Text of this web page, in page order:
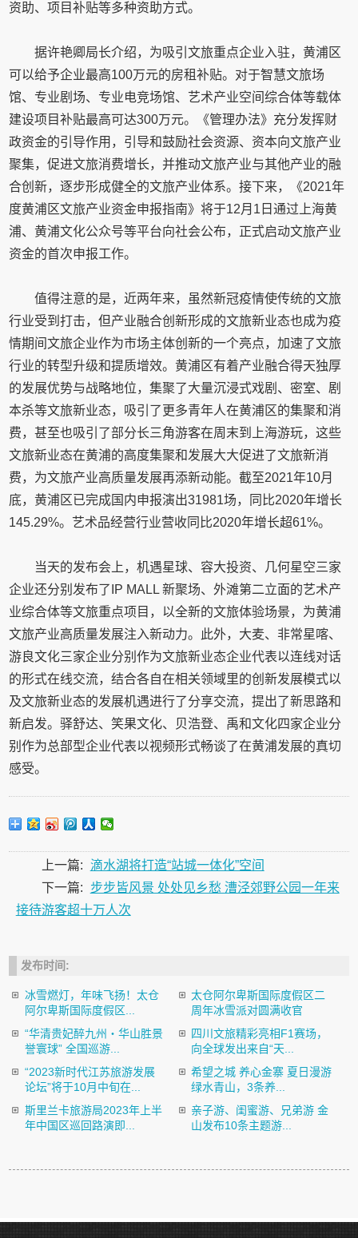
资助、项目补贴等多种资助方式。
据许艳卿局长介绍，为吸引文旅重点企业入驻，黄浦区
可以给予企业最高100万元的房租补贴。对于智慧文旅场
馆、专业剧场、专业电竞场馆、艺术产业空间综合体等载体
建设项目补贴最高可达300万元。《管理办法》充分发挥财
政资金的引导作用，引导和鼓励社会资源、资本向文旅产业
聚集，促进文旅消费增长，并推动文旅产业与其他产业的融
合创新，逐步形成健全的文旅产业体系。接下来，《2021年
度黄浦区文旅产业资金申报指南》将于12月1日通过上海黄
浦、黄浦文化公众号等平台向社会公布，正式启动文旅产业
资金的首次申报工作。
值得注意的是，近两年来，虽然新冠疫情使传统的文旅
行业受到打击，但产业融合创新形成的文旅新业态也成为疫
情期间文旅企业作为市场主体创新的一个亮点，加速了文旅
行业的转型升级和提质增效。黄浦区有着产业融合得天独厚
的发展优势与战略地位，集聚了大量沉浸式戏剧、密室、剧
本杀等文旅新业态，吸引了更多青年人在黄浦区的集聚和消
费，甚至也吸引了部分长三角游客在周末到上海游玩，这些
文旅新业态在黄浦的高度集聚和发展大大促进了文旅新消
费，为文旅产业高质量发展再添新动能。截至2021年10月
底，黄浦区已完成国内申报演出31981场，同比2020年增长
145.29%。艺术品经营行业营收同比2020年增长超61%。
当天的发布会上，机遇星球、容大投资、几何星空三家
企业还分别发布了IP MALL 新聚场、外滩第二立面的艺术产
业综合体等文旅重点项目，以全新的文旅体验场景，为黄浦
文旅产业高质量发展注入新动力。此外，大麦、非常星喀、
游良文化三家企业分别作为文旅新业态企业代表以连线对话
的形式在线交流，结合各自在相关领域里的创新发展模式以
及文旅新业态的发展机遇进行了分享交流，提出了新思路和
新启发。驿舒达、笑果文化、贝浩登、禹和文化四家企业分
别作为总部型企业代表以视频形式畅谈了在黄浦发展的真切
感受。
上一篇: 滴水湖将打造“站城一体化”空间
下一篇:
步步皆风景 处处见乡愁 漕泾郊野公园一年来
接待游客超十万人次
发布时间:
冰雪燃灯，年味飞扬！太仓
阿尔卑斯国际度假区...
太仓阿尔卑斯国际度假区二
周年冰雪派对圆满收官
“华清贵妃醉九州・华山胜景
誉寰球” 全国巡游...
四川文旅精彩亮相F1赛场，
向全球发出来自“天...
“2023新时代江苏旅游发展
论坛”将于10月中旬在...
希望之城 养心金寨 夏日漫游
绿水青山，3条养...
斯里兰卡旅游局2023年上半
年中国区巡回路演即...
亲子游、闺蜜游、兄弟游 金
山发布10条主题游...